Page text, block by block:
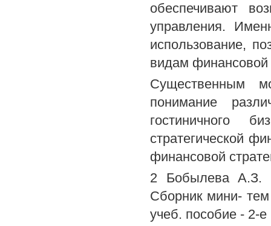
обеспечивают
управления.
использование,
видам финансовой
Существенным
понимание
гостиничного
стратегической
финансовой
2 Бобылева А.З.
Сборник мини-
учеб. пособие - 2-